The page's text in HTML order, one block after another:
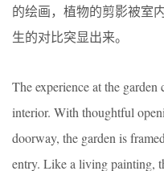
的绘画，植物的剪影被室
生的对比突显出来。
The experience at the
interior. With thoughtful
doorway, the garden is
entry. Like a living painting,